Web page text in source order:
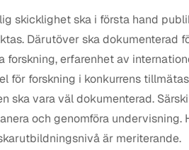
skicklighet ska i första hand
Därutöver ska dokumenterad
forskning, erfarenhet av
för forskning i konkurrens
ska vara väl dokumenterad.
och genomföra undervisning.
är meriterande.